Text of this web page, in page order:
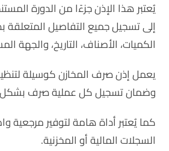
يُعتبر هذا الإذن جزءًا من الدورة
إلى تسجيل جميع التفاصيل المتعلقة
الكميات، الأصناف، التاريخ، والجهة
يعمل إذن صرف المخازن كوسيلة
وضمان تسجيل كل عملية صرف
كما يُعتبر أداة هامة لتوفير مرجعية
السجلات المالية أو المخزنية.